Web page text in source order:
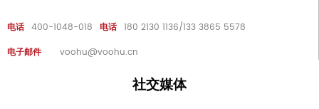
电话 400-1048-018 电话 180 2130 1136/133 3865 5578
电子邮件
voohu@voohu.cn
社交媒体